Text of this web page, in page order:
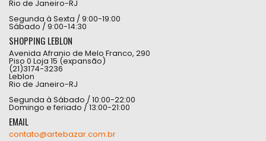
Rio de Janeiro-RJ
Segunda à Sexta / 9:00-19:00
Sábado / 9:00-14:30
SHOPPING LEBLON
Avenida Afranio de Melo Franco, 290
Piso 0 Loja 15 (expansão)
(21)3174-3236
Leblon
Rio de Janeiro-RJ
Segunda à Sábado / 10:00-22:00
Domingo e feriado / 13:00-21:00
EMAIL
contato@artebazar.com.br